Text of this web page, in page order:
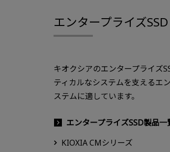
エンタープライズSSD
キオクシアのエンタープライズ
ティカルなシステムを支えるエ
ステムに適しています。
エンタープライズSSD製品一
KIOXIA CMシリーズ